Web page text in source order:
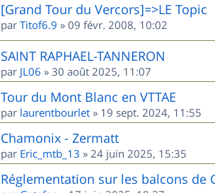
[Grand Tour du Vercors]=>LE Topic
par Titof6.9 » 09 févr. 2008, 10:02
SAINT RAPHAEL-TANNERON
par JL06 » 30 août 2025, 11:07
Tour du Mont Blanc en VTTAE
par laurentbourlet » 19 sept. 2024, 11:55
Chamonix - Zermatt
par Eric_mtb_13 » 24 juin 2025, 15:35
Réglementation sur les balcons de